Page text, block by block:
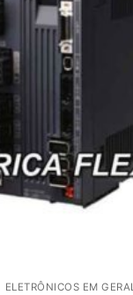
ELETRÔNICOS EM GERAL